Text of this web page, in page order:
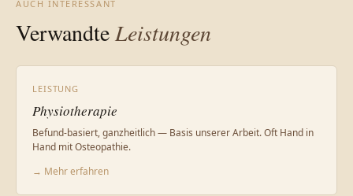
AUCH INTERESSANT
Verwandte Leistungen
LEISTUNG
Physiotherapie
Befund-basiert, ganzheitlich — Basis unserer Arbeit. Oft Hand in
Hand mit Osteopathie.
→ Mehr erfahren